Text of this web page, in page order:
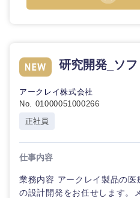
山梨県
研究開発_ソ
アークレイ株式会社
No. 01000051000266
正社員
仕事内容
業務内容 アークレイ製品の
の設計開発をお任せします。